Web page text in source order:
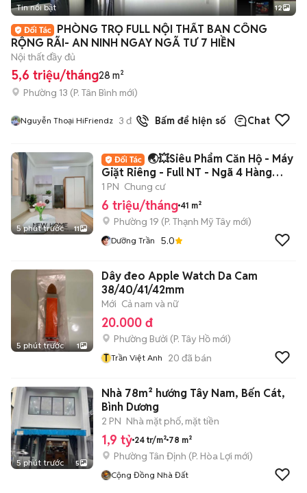
+2
Tin nổi bật 12
PHÒNG TRỌ FULL NỘI THẤT BAN CÔNG
RỘNG RÃI- AN NINH NGAY NGÃ TƯ 7 HIỀN
Nội thất đầy đủ
5,6 triệu/tháng28 m²
Phường 13 (P. Tân Bình mới)
Nguyễn Thoại HiFriendz 3 đã bánBấm để hiện số Chat
5 phút trước 11
🌏💥Siêu Phẩm Căn Hộ - Máy
Giặt Riêng - Full NT - Ngã 4 Hàng
Xanh Q.BT
1 PN Chung cư
6 triệu/tháng 41 m²
Phường 19 (P. Thạnh Mỹ Tây mới)
Dưỡng Trần 5.0
5 phút trước 1
Dây đeo Apple Watch Da Cam
38/40/41/42mm
Mới Cả nam và nữ
20.000 đ
Phường Bưởi (P. Tây Hồ mới)
T Trần Việt Anh 20 đã bán
5 phút trước 5
Nhà 78m² hướng Tây Nam, Bến Cát,
Bình Dương
2 PN Nhà mặt phố, mặt tiền
1,9 tỷ 24 tr/m² 78 m²
Phường Tân Định (P. Hòa Lợi mới)
Cộng Đồng Nhà Đất